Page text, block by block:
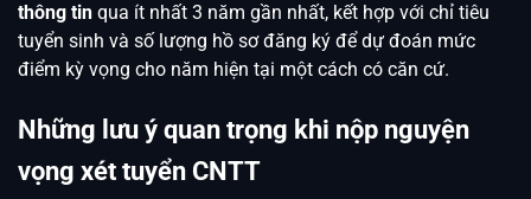
thông tin qua ít nhất 3 năm gần nhất, kết hợp với chỉ tiêu
tuyển sinh và số lượng hồ sơ đăng ký để dự đoán mức
điểm kỳ vọng cho năm hiện tại một cách có căn cứ.
Những lưu ý quan trọng khi nộp nguyện
vọng xét tuyển CNTT